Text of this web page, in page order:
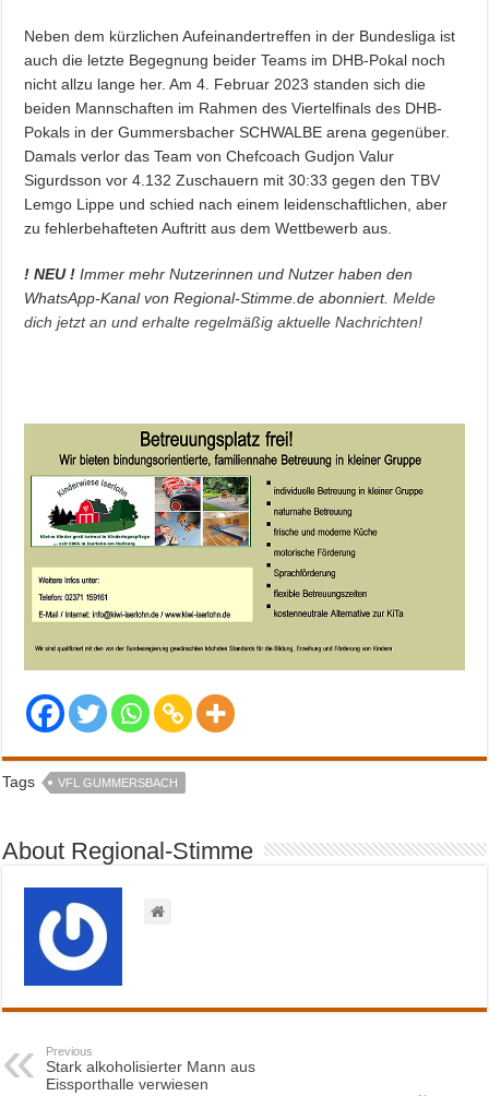
Neben dem kürzlichen Aufeinandertreffen in der Bundesliga ist
auch die letzte Begegnung beider Teams im DHB-Pokal noch
nicht allzu lange her. Am 4. Februar 2023 standen sich die
beiden Mannschaften im Rahmen des Viertelfinals des DHB-
Pokals in der Gummersbacher SCHWALBE arena gegenüber.
Damals verlor das Team von Chefcoach Gudjon Valur
Sigurdsson vor 4.132 Zuschauern mit 30:33 gegen den TBV
Lemgo Lippe und schied nach einem leidenschaftlichen, aber
zu fehlerbehafteten Auftritt aus dem Wettbewerb aus.
! NEU ! Immer mehr Nutzerinnen und Nutzer haben den
WhatsApp-Kanal von Regional-Stimme.de abonniert.Melde
dich jetzt an und erhalte regelmäßig aktuelle Nachrichten!
Tags VFL GUMMERSBACH
About Regional-Stimme
Previous
Stark alkoholisierter Mann aus
Eissporthalle verwiesen